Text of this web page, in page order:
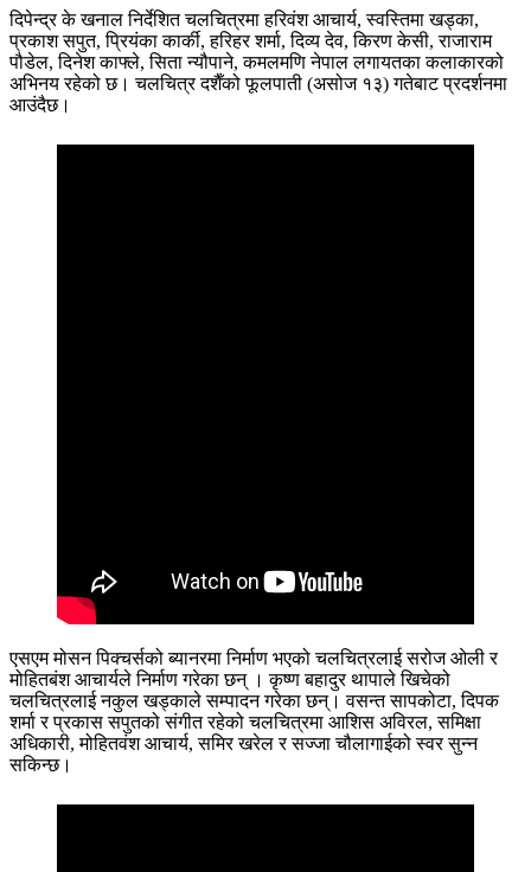
दिपेन्द्र के खनाल निर्देशित चलचित्रमा हरिवंश आचार्य, स्वस्तिमा खड्का,
प्रकाश सपुत, प्रियंका कार्की, हरिहर शर्मा, दिव्य देव, किरण केसी, राजाराम
पौडेल, दिनेश काफ्ले, सिता न्यौपाने, कमलमणि नेपाल लगायतका कलाकारको
अभिनय रहेको छ। चलचित्र दशैँको फूलपाती (असोज १३) गतेबाट प्रदर्शनमा
आउंदैछ।
एसएम मोसन पिक्चर्सको ब्यानरमा निर्माण भएको चलचित्रलाई सरोज ओली र
मोहितबंश आचार्यले निर्माण गरेका छन् । कृष्ण बहादुर थापाले खिचेको
चलचित्रलाई नकुल खड्काले सम्पादन गरेका छन्। वसन्त सापकोटा, दिपक
शर्मा र प्रकास सपुतको संगीत रहेको चलचित्रमा आशिस अविरल, समिक्षा
अधिकारी, मोहितवंश आचार्य, समिर खरेल र सज्जा चौलागाईको स्वर सुन्न
सकिन्छ।